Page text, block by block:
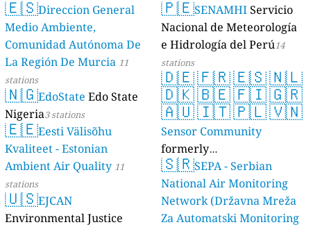
17 stations
🇪🇸Direccion General
Medio Ambiente,
Comunidad Autónoma De
La Región De Murcia 11
stations
🇳🇬EdoState Edo State
Nigeria3 stations
🇪🇪Eesti Välisõhu
Kvaliteet - Estonian
Ambient Air Quality 11
stations
🇺🇸EJCAN
Environmental Justice
🇵🇪SENAMHIServicio
Nacional de Meteorología
e Hidrología del Perú14
stations
🇩🇪🇫🇷🇪🇸🇳🇱
🇩🇰🇧🇪🇫🇮🇬🇷
🇦🇺🇮🇹🇵🇱🇻🇳
Sensor Community
formerly
luftdaten.info35811 stations
🇸🇷SEPA - Serbian
National Air Monitoring
Network (Državna Mreža
Za Automatski Monitoring